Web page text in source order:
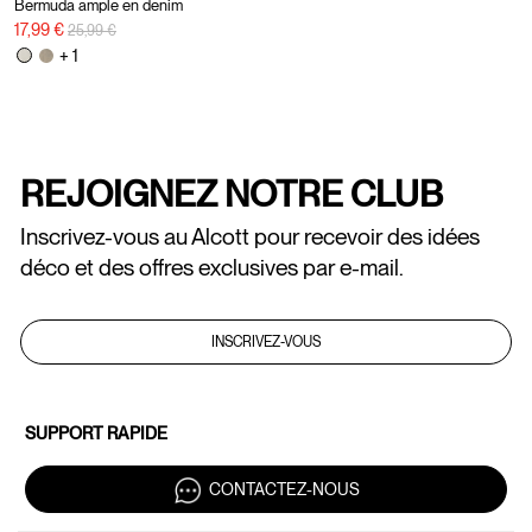
Bermuda ample en denim
17,99 € Prix réduit de
25,99 €à
+ 1
REJOIGNEZ NOTRE CLUB
Inscrivez-vous au Alcott pour recevoir des idées
déco et des offres exclusives par e-mail.
INSCRIVEZ-VOUS
SUPPORT RAPIDE
CONTACTEZ-NOUS